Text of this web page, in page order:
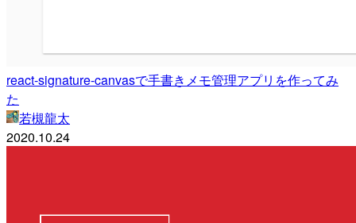
react-signature-canvasで手書きメモ管理アプリを作ってみ
た
若槻龍太
2020.10.24